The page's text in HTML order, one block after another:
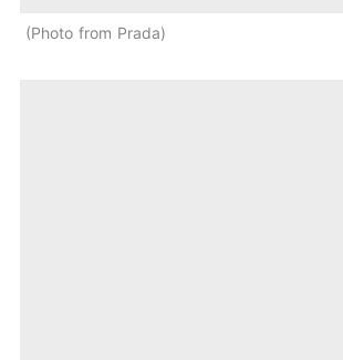
Photo from Prada